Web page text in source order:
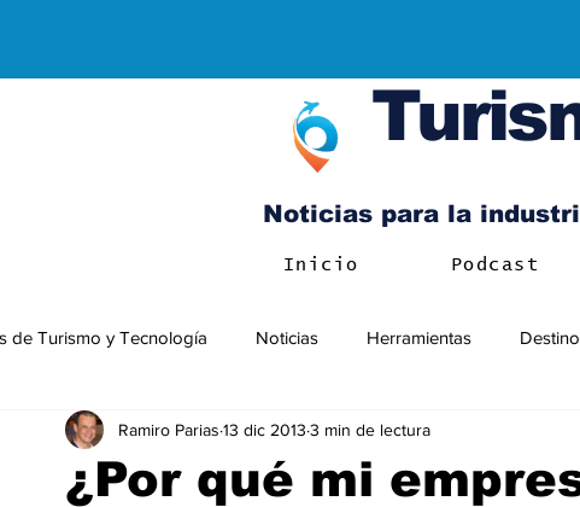
Noticias para la
Inicio Podcast
de Turismo y Tecnología Noticias Herramientas
Negocios Internacionales
¿Por qué mi
Ramiro Parias 13 dic 2013 3 min de lectura